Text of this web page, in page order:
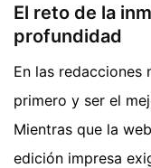
El reto de la
profundidad
En las redacciones
primero y ser el
Mientras que la
edición impresa